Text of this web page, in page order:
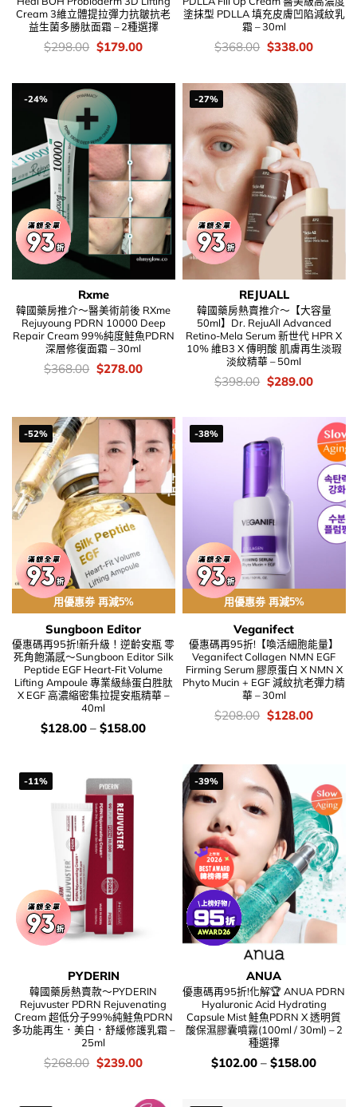
Cream 3維立體提拉彈力抗皺抗老
益生菌多勝肽面霜 – 2種選擇
價
$298.00 Original
$298.00.
$179.00Current
$179.00.
塗抹型 PDLLA 填充皮膚凹陷減紋乳
霜 – 30ml
價
$368.00 Original
$368.00.
$338.00Current
-24%
Rxme
韓國藥房推介～醫美術前後 RXme
Rejuyoung PDRN 10000 Deep
Repair Cream 99%純度鮭魚PDRN
深層修復面霜 – 30ml
價
錢：
$368.00 Original
price
$278.00Current
-27%
REJUALL
韓國藥房熱賣推介～【大容量
50ml】Dr. RejuAll Advanced
Retino-Mela Serum 新世代 HPR X
10% 維B3 X 傳明酸 肌膚再生淡瑕
淡紋精華 – 50ml
價
錢：
$398.00 Original
price
$289.00Current
-52%
用優惠劵 再減5%
Sungboon Editor
優惠碼再95折!新升級！逆齡安瓶 零
死角飽滿感～Sungboon Editor Silk
Peptide EGF Heart-Fit Volume
Lifting Ampoule 專業級絲蛋白胜肽
X EGF 高濃縮密集拉提安瓶精華 –
40ml
價
$128.00 – $158.00
-38%
用優惠劵 再減5%
Veganifect
優惠碼再95折!【喚活細胞能量】
Veganifect Collagen NMN EGF
Firming Serum 膠原蛋白 X NMN X
Phyto Mucin + EGF 減紋抗老彈力精
華 – 30ml
價
$208.00 Original
$128.00Current
-11%
PYDERIN
韓國藥房熱賣款～PYDERIN
Rejuvuster PDRN Rejuvenating
Cream 超低分子99%純鮭魚PDRN
多功能再生．美白．舒緩修護乳霜 –
25ml
價
錢：
$268.00 Original
price
$268.00.
$239.00Current
$239.00.
-39%
ANUA
優惠碼再95折!化解🏆 ANUA PDRN
Hyaluronic Acid Hydrating
Capsule Mist 鮭魚PDRN X 透明質
酸保濕膠囊噴霧(100ml / 30ml) – 2
種選擇
價
錢：
$102.00 – $158.00